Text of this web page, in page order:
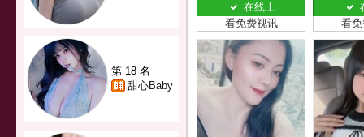
第 18 名
甜心Baby
在线上
看免费视讯
看